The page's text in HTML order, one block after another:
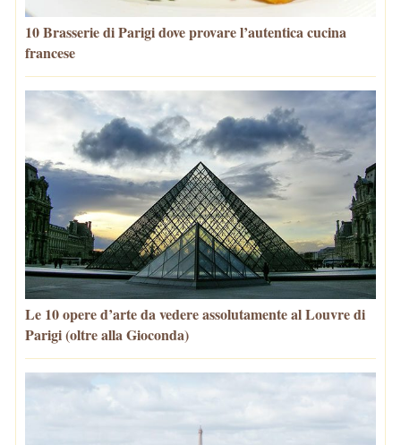
10 Brasserie di Parigi dove provare l’autentica cucina
francese
Le 10 opere d’arte da vedere assolutamente al Louvre di
Parigi (oltre alla Gioconda)